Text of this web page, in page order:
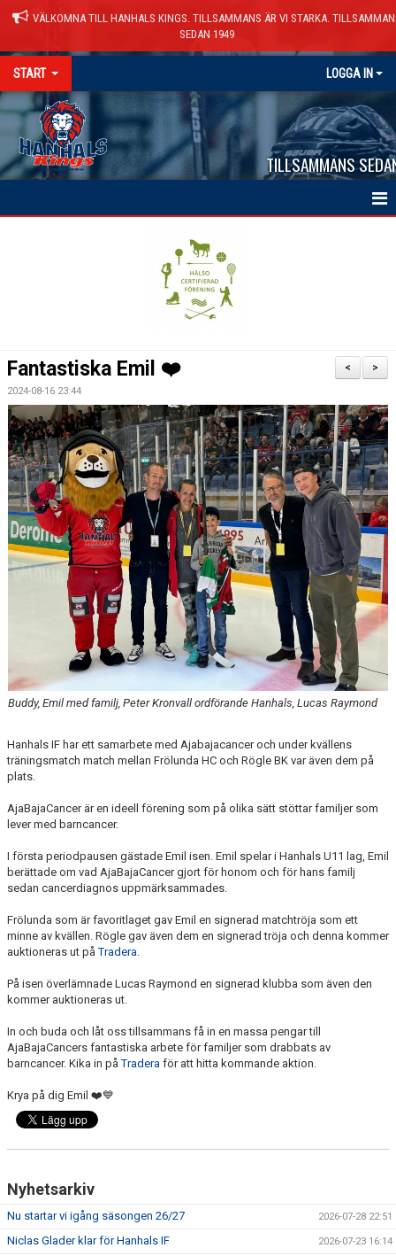
VÄLKOMNA TILL HANHALS KINGS. TILLSAMMANS ÄR VI STARKA.
SEDAN 1949
START LOGGA IN
TILLSAMMANS
MATCHER
CAMPER
CUPER
CAFÉET
PARTNERS
PARTNERBROSCHYR
KLUBB 1949
TREKRONAN
KLUBBEN
>
<
Fantastiska Emil ❤️
2024-08-16 23:44
Buddy, Emil med familj, Peter Kronvall ordförande Hanhals, Lucas Raymond
Hanhals IF har ett samarbete med Ajabajacancer och under kvällens
träningsmatch match mellan Frölunda HC och Rögle BK var även dem på
plats.
AjaBajaCancer är en ideell förening som på olika sätt stöttar familjer som
lever med barncancer.
I första periodpausen gästade Emil isen. Emil spelar i Hanhals U11 lag, Emil
berättade om vad AjaBajaCancer gjort för honom och för hans familj
sedan cancerdiagnos uppmärksammades.
Frölunda som är favoritlaget gav Emil en signerad matchtröja som ett
minne av kvällen. Rögle gav även dem en signerad tröja och denna kommer
auktioneras ut påTradera
På isen överlämnade Lucas Raymond en signerad klubba som även den
kommer auktioneras ut.
In och buda och låt oss tillsammans få in en massa pengar till
AjaBajaCancers fantastiska arbete för familjer som drabbats av
barncancer. Kika in påTradera för att hitta kommande aktion.
Krya på dig Emil ❤️💙
Nyhetsarkiv
Nu startar vi igång säsongen 26/27 2026-07-28 22:51
Niclas Glader klar för Hanhals IF 2026-07-23 16:14